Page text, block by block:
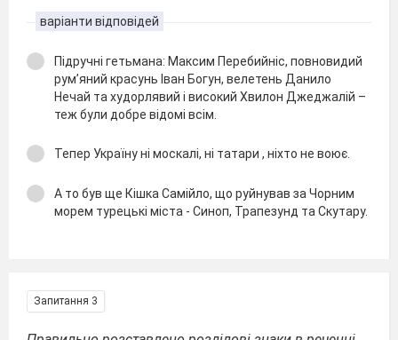
варіанти відповідей
Підручні гетьмана: Максим Перебийніс, повновидий
рум’яний красунь Іван Богун, велетень Данило
Нечай та худорлявий і високий Хвилон Джеджалій –
теж були добре відомі всім.
Тепер Україну ні москалі, ні татари , ніхто не воює.
А то був ще Кішка Самійло, що руйнував за Чорним
морем турецькі міста - Синоп, Трапезунд та Скутару.
Запитання 3